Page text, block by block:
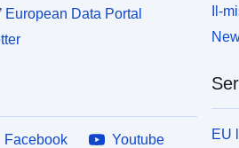
European Data Portal
Facebook
Youtube
Il-
EU